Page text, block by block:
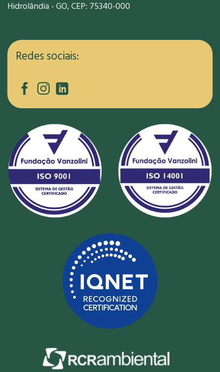
Hidrolândia - GO, CEP: 75340-000
Redes sociais: